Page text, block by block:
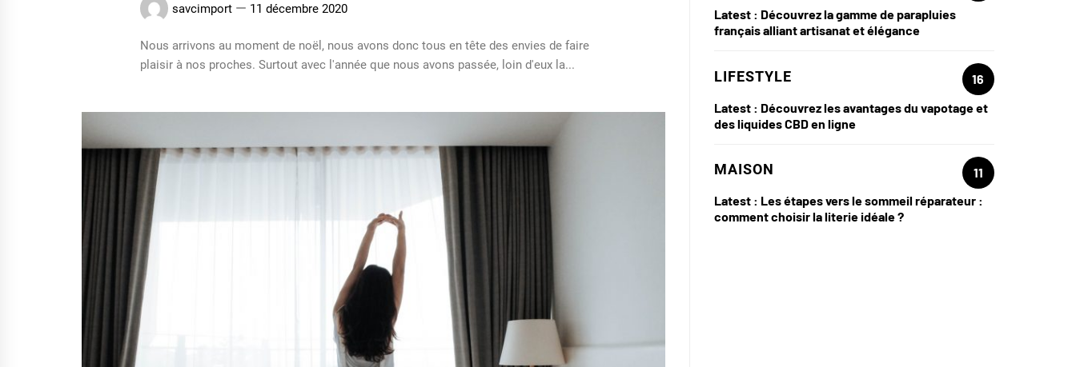
savcimport 11 décembre 2020
Nous arrivons au moment de noël, nous avons donc tous en tête des envies de faire
plaisir à nos proches. Surtout avec l'année que nous avons passée, loin d'eux la...
Latest : Découvrez la gamme de parapluies
français alliant artisanat et élégance
LIFESTYLE
16
Latest : Découvrez les avantages du vapotage et
des liquides CBD en ligne
MAISON
11
Latest : Les étapes vers le sommeil réparateur :
comment choisir la literie idéale ?